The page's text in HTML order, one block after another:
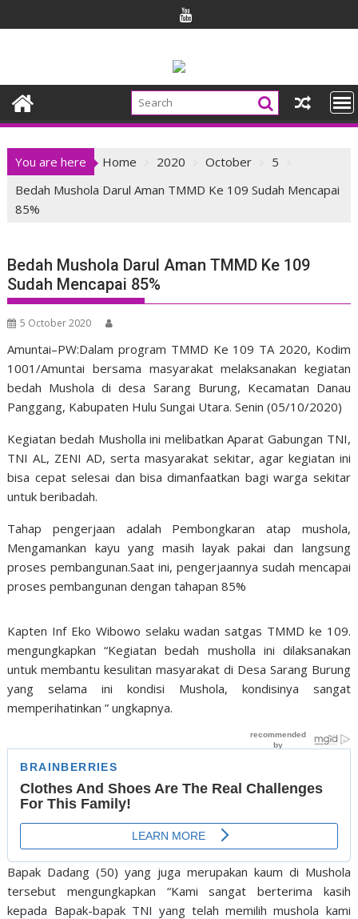
to
You are here Home 2020 October
5
Bedah Mushola Darul Aman TMMD Ke 109 Sudah Mencapai
85%
Bedah Mushola Darul Aman TMMD Ke 109
Sudah Mencapai 85%
5 October 2020
Amuntai–PW:Dalam program TMMD Ke 109 TA 2020, Kodim
1001/Amuntai bersama masyarakat melaksanakan kegiatan
bedah Mushola di desa Sarang Burung, Kecamatan Danau
Panggang, Kabupaten Hulu Sungai Utara. Senin (05/10/2020)
Kegiatan bedah Musholla ini melibatkan Aparat Gabungan TNI,
TNI AL, ZENI AD, serta masyarakat sekitar, agar kegiatan ini
bisa cepat selesai dan bisa dimanfaatkan bagi warga sekitar
untuk beribadah.
Tahap pengerjaan adalah Pembongkaran atap mushola,
Mengamankan kayu yang masih layak pakai dan langsung
proses pembangunan.Saat ini, pengerjaannya sudah mencapai
proses pembangunan dengan tahapan 85%
Kapten Inf Eko Wibowo selaku wadan satgas TMMD ke 109.
mengungkapkan “Kegiatan bedah musholla ini dilaksanakan
untuk membantu kesulitan masyarakat di Desa Sarang Burung
yang selama ini kondisi Mushola, kondisinya sangat
memperihatinkan ” ungkapnya.
Bapak Dadang (50) yang juga merupakan kaum di Mushola
tersebut mengungkapkan “Kami sangat berterima kasih
kepada Bapak-bapak TNI yang telah memilih mushola kami